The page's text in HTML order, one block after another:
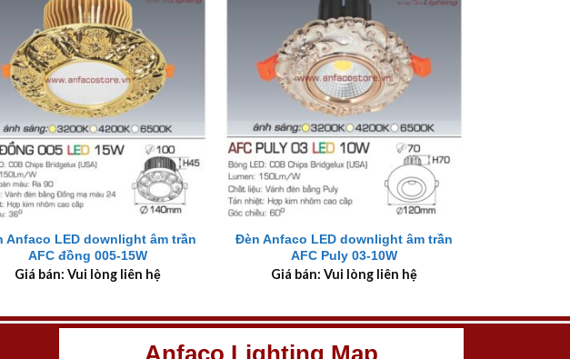
Anfaco LED downlight âm trần
AFC đồng 005-15W
Giá bán: Vui lòng liên hệ
+
Đèn Anfaco LED downlight âm trần
AFC Puly 03-10W
Giá bán: Vui lòng liên hệ